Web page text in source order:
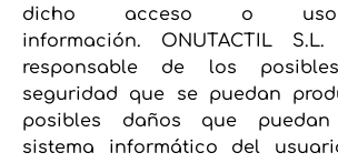
dicho acceso o
información. ONUTACTIL
responsable de los
seguridad que se puedan
posibles daños que
sistema informático del